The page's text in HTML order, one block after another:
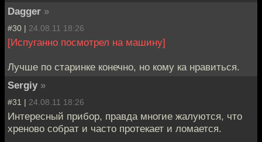
Dagger »
#30 | 24.08.11 18:26
[Испуганно посмотрел на машину]
Лучше по старинке конечно, но кому ка нравиться.
Sergiy »
#31 | 24.08.11 18:26
Интересный прибор, правда многие жалуются, что
хреново собрат и часто протекает и ломается.